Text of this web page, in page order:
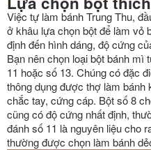
Việc tự làm bánh Trung Thu,
ở khâu lựa chọn bột để làm vỏ
định đến hình dáng, độ cứng
Bạn nên chọn loại bột bánh mì
11 hoặc số 13. Chúng có đặc
thông dụng được thợ làm
chắc tay, cứng cáp. Bột số 8
cũng có độ cứng nhất định,
đánh số 11 là nguyên liệu cho
thường được chọn làm bánh